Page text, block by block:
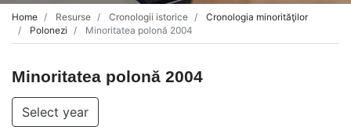
Home Resurse Cronologii istorice
Cronologia minorităţilor
Polonezi
Minoritatea polonă 2004
Minoritatea polonă 2004
Select year